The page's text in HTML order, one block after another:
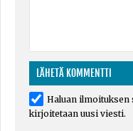
Haluan ilmoituksen
kirjoitetaan uusi viesti.